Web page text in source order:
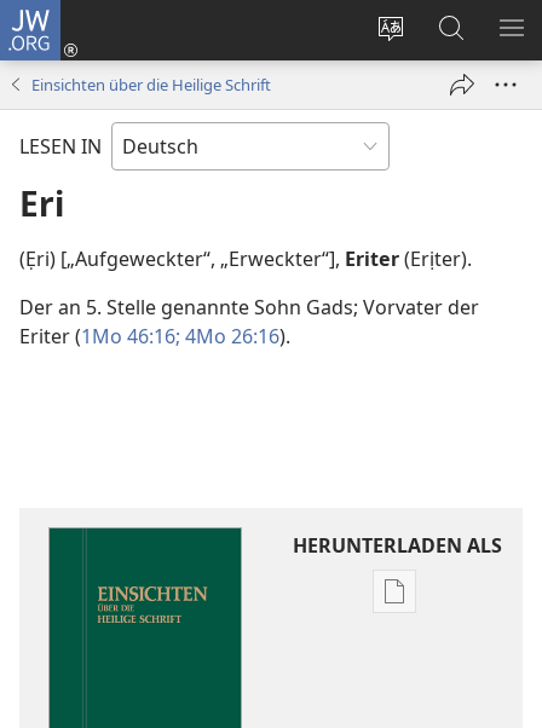
JW.ORG
Websitesprache
ändern
Anmelden
(öffnet
Suche
Einsichten über die Heilige Schrift
LESEN IN
Eri
(Ẹri) [„Aufgeweckter“, „Erweckter“], Eriter(Erịter).
Der an 5. Stelle genannte Sohn Gads; Vorvater der
Eriter (1Mo 46:16; 4Mo 26:16).
HERUNTERLADEN ALS